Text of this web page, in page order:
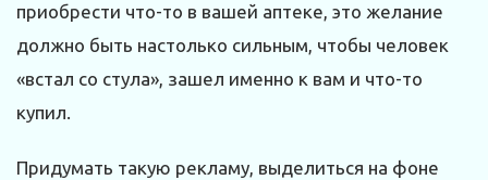
приобрести что-то в вашей аптеке, это желание
должно быть настолько сильным, чтобы человек
«встал со стула», зашел именно к вам и что-то
купил.
Придумать такую рекламу, выделиться на фоне